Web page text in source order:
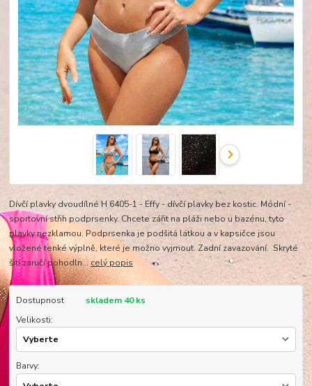
Dívčí plavky dvoudílné H 6405-1 - Effy - dívčí plavky bez kostic. Módní -
sportovní střih podprsenky. Chcete zářit na pláži nebo u bazénu, tyto
plavky nezklamou. Podprsenka je podšitá látkou a v kapsičce jsou
vložené tenké výplně, které je možno vyjmout. Zadní zavazování. Skryté
šití zaručí pohodln...celý popis
Dostupnost
skladem 40 ks
Velikosti:
Barvy: